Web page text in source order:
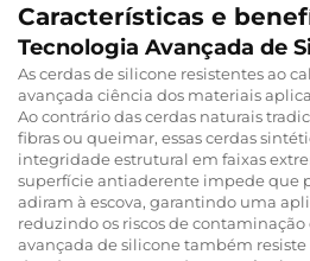
Características e
Tecnologia Avançada de
As cerdas de silicone resistentes ao
avançada ciência dos materiais
Ao contrário das cerdas naturais
fibras ou queimar, essas cerdas
integridade estrutural em faixas
superfície antiaderente impede que
adiram à escova, garantindo uma
reduzindo os riscos de
avançada de silicone também resiste